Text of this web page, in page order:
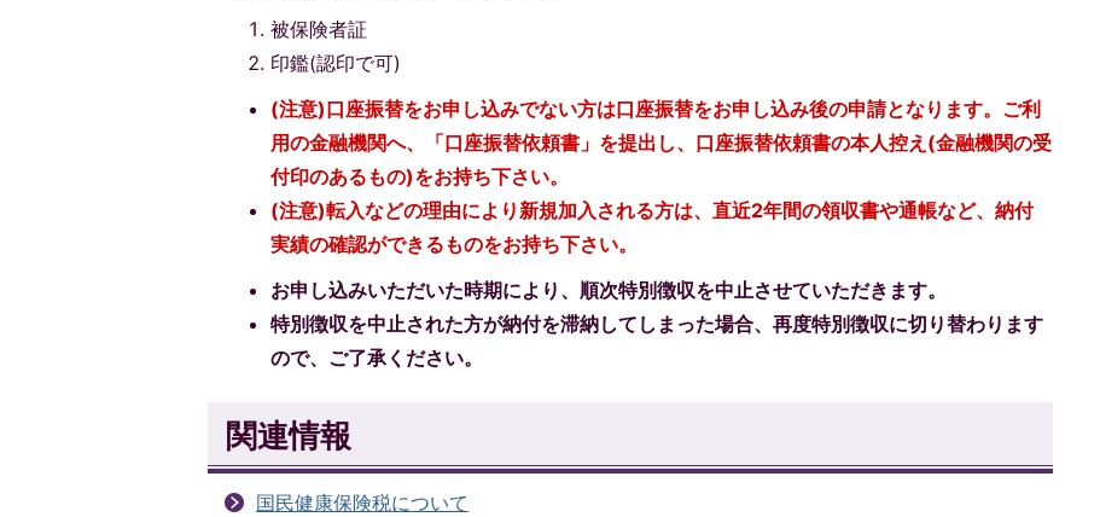
被保険者証
印鑑(認印で可)
(注意)口座振替をお申し込みでない方は口座振替をお申し込み後の申請となります。ご利
用の金融機関へ、「口座振替依頼書」を提出し、口座振替依頼書の本人控え(金融機関の受
付印のあるもの)をお持ち下さい。
(注意)転入などの理由により新規加入される方は、直近2年間の領収書や通帳など、納付
実績の確認ができるものをお持ち下さい。
お申し込みいただいた時期により、順次特別徴収を中止させていただきます。
特別徴収を中止された方が納付を滞納してしまった場合、再度特別徴収に切り替わります
ので、ご了承ください。
関連情報
国民健康保険税について